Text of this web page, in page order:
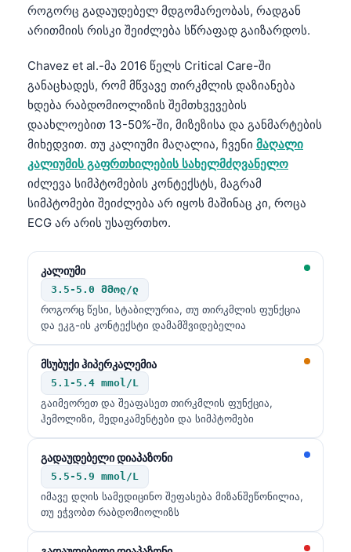
როგორც გადაუდებელ მდგომარეობას, რადგან
არითმიის რისკი შეიძლება სწრაფად გაიზარდოს.
Chavez et al.-მა 2016 წელს Critical Care-ში
განაცხადეს, რომ მწვავე თირკმლის დაზიანება
ხდება რაბდომიოლიზის შემთხვევების
დაახლოებით 13-50%-ში, მიზეზისა და განმარტების
მიხედვით. თუ კალიუმი მაღალია, ჩვენი მაღალი
კალიუმის გაფრთხილების სახელმძღვანელო
იძლევა სიმპტომების კონტექსტს, მაგრამ
სიმპტომები შეიძლება არ იყოს მაშინაც კი, როცა
ECG არ არის უსაფრთხო.
კალიუმი
3.5-5.0 მმოლ/ლ
როგორც წესი, სტაბილურია, თუ თირკმლის ფუნქცია
და ეკგ-ის კონტექსტი დამამშვიდებელია
მსუბუქი ჰიპერკალემია
5.1-5.4 mmol/L
გაიმეორეთ და შეაფასეთ თირკმლის ფუნქცია,
ჰემოლიზი, მედიკამენტები და სიმპტომები
გადაუდებელი დიაპაზონი
5.5-5.9 mmol/L
იმავე დღის სამედიცინო შეფასება მიზანშეწონილია,
თუ ეჭვობთ რაბდომიოლიზს
ગુજરાતી
ಕನ್ನಡ
Bahasa Melayu
Tagalog
ไทย
ဗမာစာ
ភាសាខ្មែរ
Kiswahili
አማርኛ
Українська
O‘zbekcha
Català
Қазақ тілі
Suomi
Hrvatski
Slovenčina
كوردی‎
سنڌي